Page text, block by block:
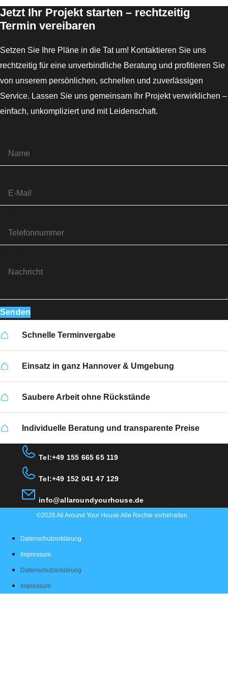
Jetzt Ihr Projekt starten – rechtzeitig
Termin vereibaren
Setzen Sie Ihre Pläne in die Tat um! Kontaktieren Sie uns
rechtzeitig für eine unverbindliche Beratung und profitieren Sie
von unserem persönlichen, schnellen und zuverlässigen
Service. Lassen Sie uns gemeinsam Ihr Projekt verwirklichen –
einfach, unkompliziert und mit Leidenschaft.
Senden
Schnelle Terminvergabe
Einsatz in ganz Hannover & Umgebung
Saubere Arbeit ohne Rückstände
Individuelle Beratung und transparente Preise
Tel:+49 155 665 65 119
Tel:+49 152 041 47 129
info@allaroundyourhouse.de
©2026 All Around Your House.Alle Rechte vorbehalten.
Datenschutzerklärung
Impressum
Datenschutzerklärung
Impressum